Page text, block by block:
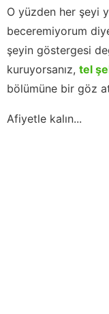
O yüzden her şeyi
beceremiyorum
şeyin göstergesi
kuruyorsanız, tel
bölümüne bir göz
Afiyetle kalın...